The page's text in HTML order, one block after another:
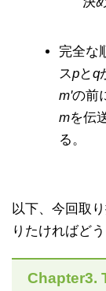
完全な
スpとq
m'の前
mを伝
る。
以下、今回取
りたければどう
Chapter3.